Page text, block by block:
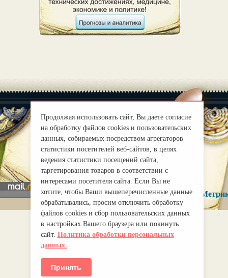
О нас
Правила
mirprognoz@mail.ru
Продолжая использовать сайт, Вы даете согласие
на обработку файлов cookies и пользовательских
данных, собираемых посредством агрегаторов
статистики посетителей веб-сайтов, в целях
ведения статистики посещений сайта,
таргетирования товаров в соответствии с
интересами посетителя сайта. Если Вы не
хотите, чтобы Ваши вышеперечисленные данные
обрабатывались, просим отключить обработку
файлов cookies и сбор пользовательских данных
в настройках Вашего браузера или покинуть
сайт. Политика обработки персональных
данных.
Принять